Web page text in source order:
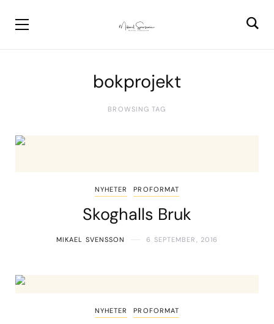
bokprojekt
BROWSING TAG
NYHETER PROFORMAT
Skoghalls Bruk
MIKAEL SVENSSON 6 SEPTEMBER, 2016
NYHETER PROFORMAT